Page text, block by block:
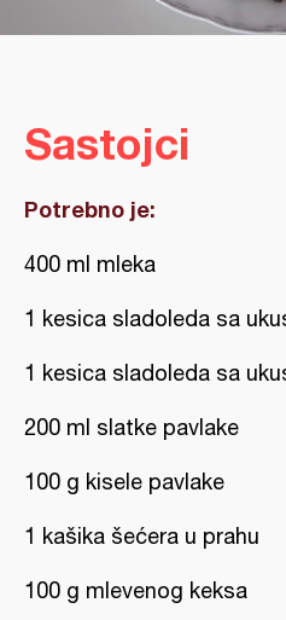
Sastojci
Potrebno je:
400 ml mleka
1 kesica sladoleda sa
1 kesica sladoleda sa
200 ml slatke pavlake
100 g kisele pavlake
1 kašika šećera u prahu
100 g mlevenog keksa